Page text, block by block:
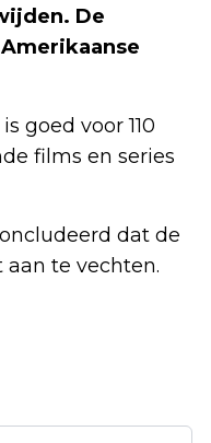
De
goed voor 110
films en series
dat de
te vechten.